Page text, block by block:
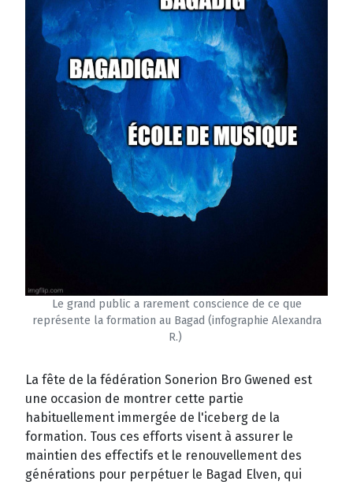
Le grand public a rarement conscience de ce que
représente la formation au Bagad (infographie Alexandra
R.)
La fête de la fédération Sonerion Bro Gwened est
une occasion de montrer cette partie
habituellement immergée de l'iceberg de la
formation. Tous ces efforts visent à assurer le
maintien des effectifs et le renouvellement des
générations pour perpétuer le Bagad Elven, qui